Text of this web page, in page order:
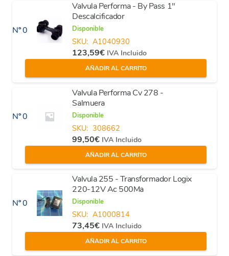
Nº 0
Valvula Performa - By Pass 1"
Descalcificador
Disponible
SKU: A1040930
123,59€ IVA Incluido
AÑADIR AL CARRITO
Nº 0
Valvula Performa Cv 278 -
Salmuera
Disponible
SKU: 308662
99,50€ IVA Incluido
AÑADIR AL CARRITO
Nº 0
Valvula 255 - Transformador Logix
220-12V Ac 500Ma
Disponible
SKU: A1000814
73,45€ IVA Incluido
AÑADIR AL CARRITO